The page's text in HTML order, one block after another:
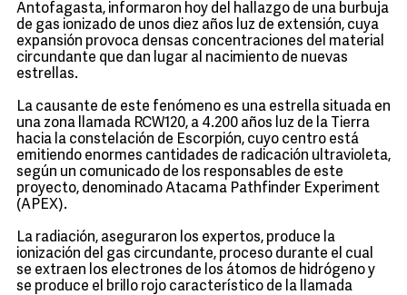
Antofagasta, informaron hoy del hallazgo de una burbuja
de gas ionizado de unos diez años luz de extensión, cuya
expansión provoca densas concentraciones del material
circundante que dan lugar al nacimiento de nuevas
estrellas.
La causante de este fenómeno es una estrella situada en
una zona llamada RCW120, a 4.200 años luz de la Tierra
hacia la constelación de Escorpión, cuyo centro está
emitiendo enormes cantidades de radicación ultravioleta,
según un comunicado de los responsables de este
proyecto, denominado Atacama Pathfinder Experiment
(APEX).
La radiación, aseguraron los expertos, produce la
ionización del gas circundante, proceso durante el cual
se extraen los electrones de los átomos de hidrógeno y
se produce el brillo rojo característico de la llamada